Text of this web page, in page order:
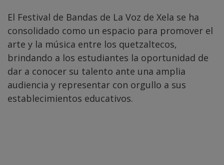
El Festival de Bandas de La Voz de Xela se ha
consolidado como un espacio para promover el
arte y la música entre los quetzaltecos,
brindando a los estudiantes la oportunidad de
dar a conocer su talento ante una amplia
audiencia y representar con orgullo a sus
establecimientos educativos.